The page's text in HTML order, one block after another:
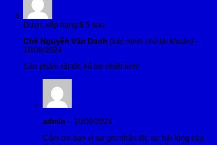
Được xếp hạng 5 5 sao
Chế Nguyễn Văn Danh (xác minh chủ tài khoản) –
10/09/2024
Sản phẩm rất tốt, hỗ trợ nhiệt tình!
admin – 10/09/2024
Cảm ơn bạn vì sự ghi nhận tốt, sự hài lòng của